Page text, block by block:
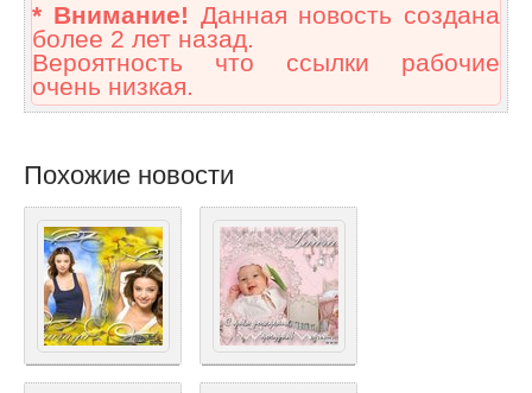
* Внимание! Данная новость создана
более 2 лет назад.
Вероятность что ссылки рабочие
очень низкая.
Похожие новости